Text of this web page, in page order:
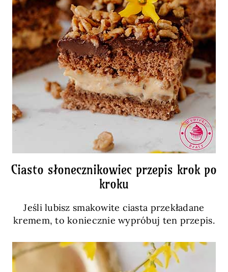
Ciasto słonecznikowiec przepis krok po
kroku
Jeśli lubisz smakowite ciasta przekładane
kremem, to koniecznie wypróbuj ten przepis.